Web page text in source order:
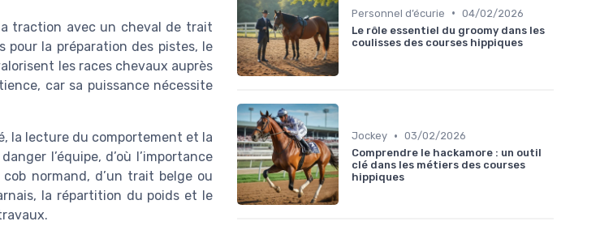
traction avec un cheval de trait
la préparation des pistes, le
les races chevaux auprès
car sa puissance nécessite
la lecture du comportement et la
l’équipe, d’où l’importance
normand, d’un trait belge ou
la répartition du poids et le
Personnel d’écurie • 04/02/2026
Le rôle essentiel du groomy dans les
coulisses des courses hippiques
Jockey • 03/02/2026
Comprendre le hackamore : un outil
clé dans les métiers des courses
hippiques